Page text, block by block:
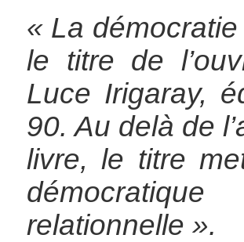
« La
le titre de
Luce Irigaray,
90. Au delà de
livre, le titre
relationnelle ».